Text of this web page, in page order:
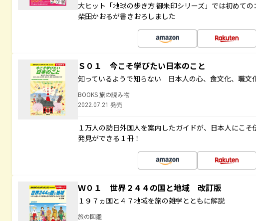
大ヒット「地球の歩き方 御朱印シリーズ」では初めて
柴田かおるが書きおろしました
Ｓ０１ 今こそ学びたい日本のこと
知っているようで知らない 日本人の心、食文化、職文
BOOKS 旅の読み物
2022.07.21 発売
１万人の訪日外国人を案内したガイドが、日本人にこ
発見ができる１冊！
Ｗ０１ 世界２４４の国と地域 改訂版
１９７ヵ国と４７地域を旅の雑学とともに解説
旅の図鑑